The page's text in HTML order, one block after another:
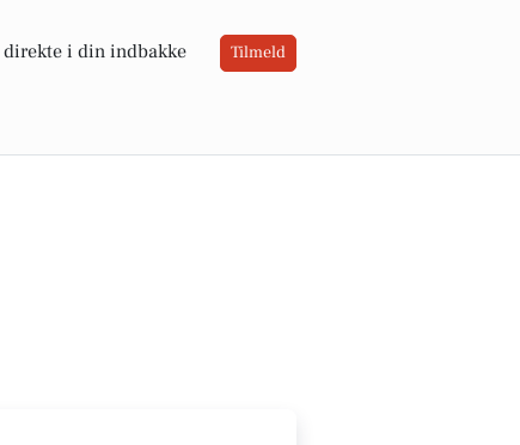
direkte i din indbakke Tilmeld